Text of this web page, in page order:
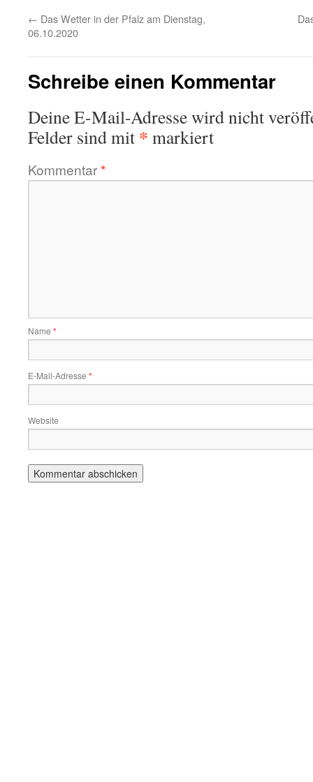
← Das Wetter in der Pfalz am Dienstag,
06.10.2020
Schreibe einen Kommentar
Deine E-Mail-Adresse wird nicht
Felder sind mit * markiert
Kommentar*
Name *
E-Mail-Adresse *
Website